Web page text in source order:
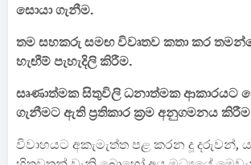
සොයා ගැනීම.
තම සහකරු සමඟ විවෘතව කතා කර
හැඟීම් පැහැදිලි කිරීම.
සෘණාත්මක සිතුවිලි ධනාත්මක ආකාරයට
ගැනීමට ඇති ප්‍රතිකාර ක්‍රම අනුගමනය
විවාහයට අකැමැත්ත පළ කරන දූ දරුවන්,